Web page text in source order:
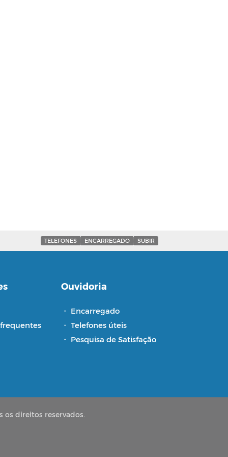
TELEFONES ENCARREGADO SUBIR
Ouvidoria
・ Encarregado
・ Telefones úteis
・ Pesquisa de Satisfação
os direitos reservados.